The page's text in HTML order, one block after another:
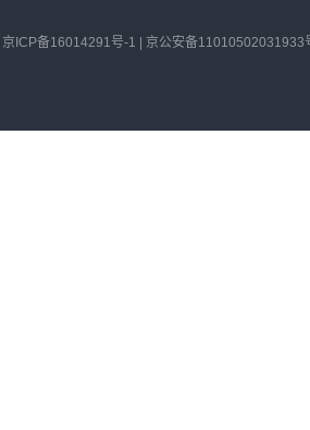
京ICP备16014291号-1 | 京公安备11010502031933